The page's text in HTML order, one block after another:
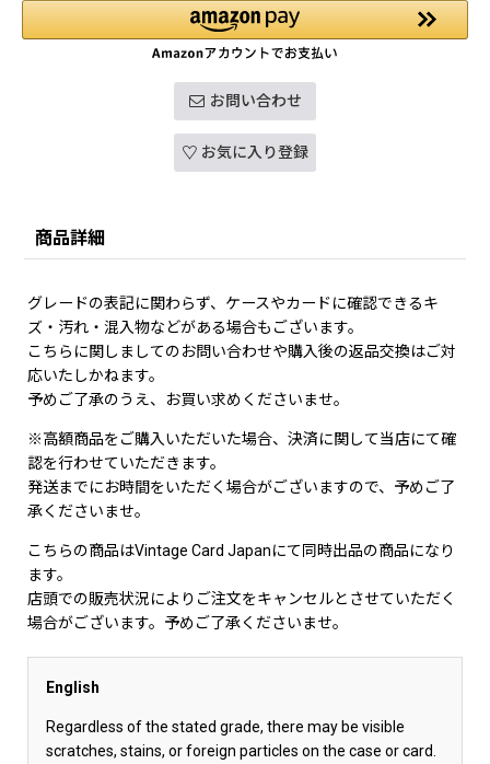
お問い合わせ
お気に入り登録
商品詳細
グレードの表記に関わらず、ケースやカードに確認できるキ
ズ・汚れ・混入物などがある場合もございます。
こちらに関しましてのお問い合わせや購入後の返品交換はご対
応いたしかねます。
予めご了承のうえ、お買い求めくださいませ。
※高額商品をご購入いただいた場合、決済に関して当店にて確
認を行わせていただきます。
発送までにお時間をいただく場合がございますので、予めご了
承くださいませ。
こちらの商品はVintage Card Japanにて同時出品の商品になり
ます。
店頭での販売状況によりご注文をキャンセルとさせていただく
場合がございます。予めご了承くださいませ。
English
Regardless of the stated grade, there may be visible
scratches, stains, or foreign particles on the case or card.